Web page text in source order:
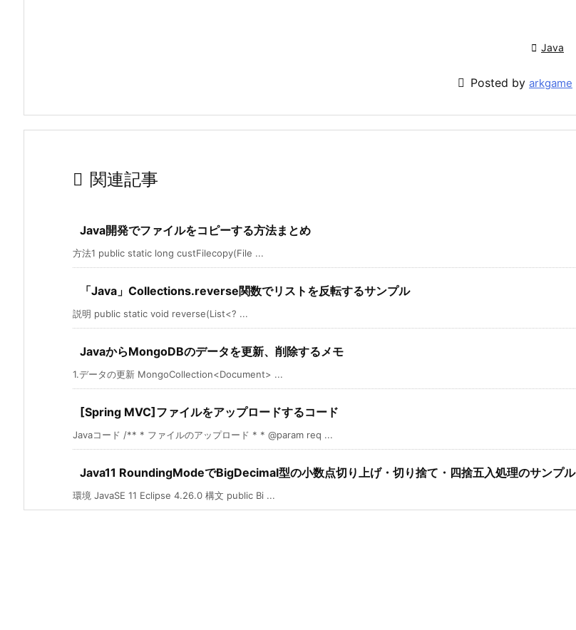
 Java
 Posted by arkgame
 関連記事
Java開発でファイルをコピーする方法まとめ
方法1 public static long custFilecopy(File ...
「Java」Collections.reverse関数でリストを反転するサンプル
説明 public static void reverse(List<? ...
JavaからMongoDBのデータを更新、削除するメモ
1.データの更新 MongoCollection<Document> ...
[Spring MVC]ファイルをアップロードするコード
Javaコード /** * ファイルのアップロード * * @param req ...
Java11 RoundingModeでBigDecimal型の小数点切り上げ・切り捨て・四捨五入処理のサンプル
環境 JavaSE 11 Eclipse 4.26.0 構文 public Bi ...